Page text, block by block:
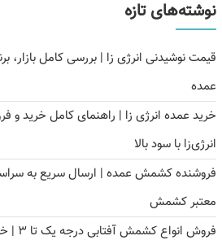
نوشته‌های تازه
قیمت نوشیدنی انرژی زا | بررسی کامل بازار،
عمده
خرید عمده انرژی زا | راهنمای کامل خرید و
انرژی‌زا با سود بالا
فروشنده کشمش عمده | ارسال سریع به سراسر
معتبر کشمش
فروش